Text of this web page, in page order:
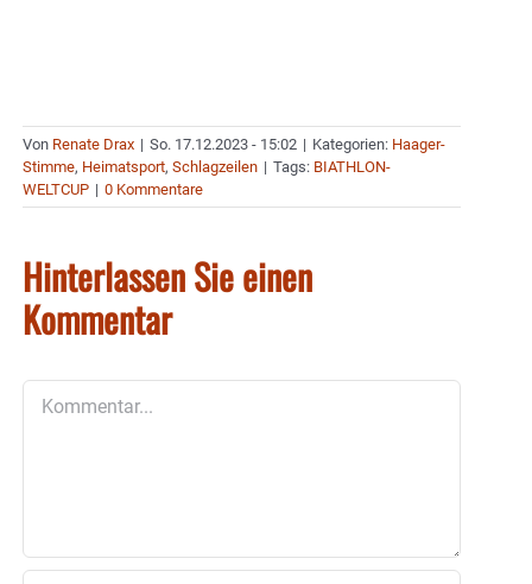
Von Renate Drax | So. 17.12.2023 - 15:02 | Kategorien: Haager-
Stimme, Heimatsport, Schlagzeilen | Tags: BIATHLON-
WELTCUP | 0 Kommentare
Hinterlassen Sie einen
Kommentar